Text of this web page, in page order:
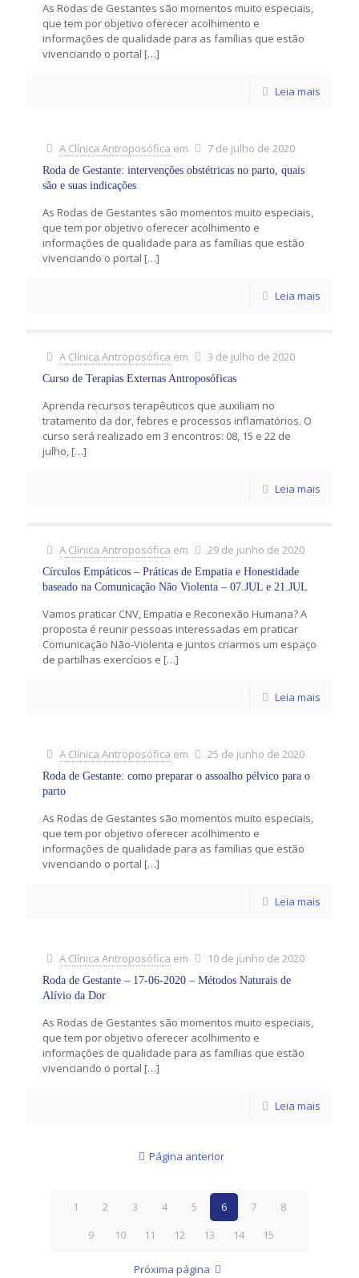
As Rodas de Gestantes são momentos muito especiais,
que tem por objetivo oferecer acolhimento e
informações de qualidade para as famílias que estão
vivenciando o portal […]
Leia mais
A Clínica Antroposófica em 7 de julho de 2020
Roda de Gestante: intervenções obstétricas no parto, quais
são e suas indicações
As Rodas de Gestantes são momentos muito especiais,
que tem por objetivo oferecer acolhimento e
informações de qualidade para as famílias que estão
vivenciando o portal […]
Leia mais
A Clínica Antroposófica em 3 de julho de 2020
Curso de Terapias Externas Antroposóficas
Aprenda recursos terapêuticos que auxiliam no
tratamento da dor, febres e processos inflamatórios. O
curso será realizado em 3 encontros: 08, 15 e 22 de
julho, […]
Leia mais
A Clínica Antroposófica em 29 de junho de 2020
Círculos Empáticos – Práticas de Empatia e Honestidade
baseado na Comunicação Não Violenta – 07.JUL e 21.JUL
Vamos praticar CNV, Empatia e Reconexão Humana? A
proposta é reunir pessoas interessadas em praticar
Comunicação Não-Violenta e juntos criarmos um espaço
de partilhas exercícios e […]
Leia mais
A Clínica Antroposófica em 25 de junho de 2020
Roda de Gestante: como preparar o assoalho pélvico para o
parto
As Rodas de Gestantes são momentos muito especiais,
que tem por objetivo oferecer acolhimento e
informações de qualidade para as famílias que estão
vivenciando o portal […]
Leia mais
A Clínica Antroposófica em 10 de junho de 2020
Roda de Gestante – 17-06-2020 – Métodos Naturais de
Alívio da Dor
As Rodas de Gestantes são momentos muito especiais,
que tem por objetivo oferecer acolhimento e
informações de qualidade para as famílias que estão
vivenciando o portal […]
Leia mais
Página anterior
1 2 3 4 5 6 7
8
9
10 11 12 13 14 15
Próxima página